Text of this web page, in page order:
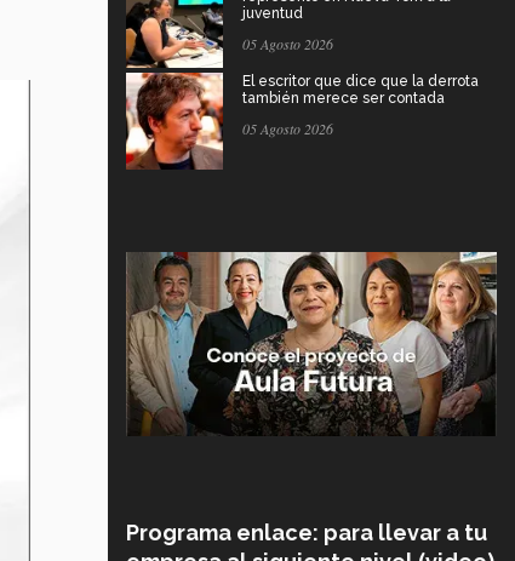
juventud
05 Agosto 2026
El escritor que dice que la derrota
también merece ser contada
05 Agosto 2026
Programa enlace: para llevar a tu